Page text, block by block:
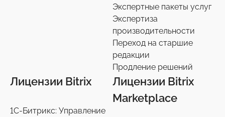
Экспертные пакеты услуг
Экспертиза
производительности
Переход на старшие
редакции
Продление решений
Лицензии Bitrix
1С-Битрикс: Управление
Лицензии Bitrix
Marketplace